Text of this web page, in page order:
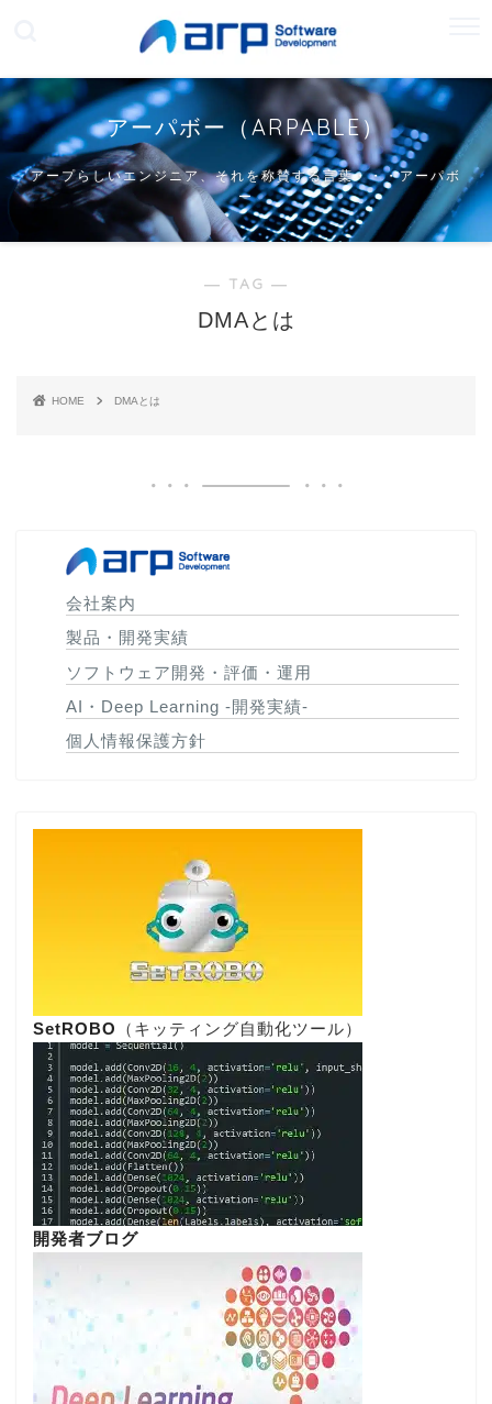
アーパボー（ARPABLE）
アープらしいエンジニア、それを称賛する言葉・・・アーパボ
ー
― TAG ―
DMAとは
HOME DMAとは
会社案内
製品・開発実績
ソフトウェア開発・評価・運用
AI・Deep Learning -開発実績-
個人情報保護方針
SetROBO （キッティング自動化ツール）
開発者ブログ